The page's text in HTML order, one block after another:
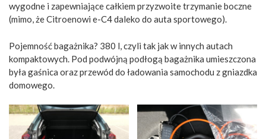
wygodne i zapewniające całkiem przyzwoite trzymanie boczne
(mimo, że Citroenowi e-C4 daleko do auta sportowego).
Pojemność bagażnika? 380 l, czyli tak jak w innych autach
kompaktowych. Pod podwójną podłogą bagażnika umieszczona
była gaśnica oraz przewód do ładowania samochodu z gniazdka
domowego.